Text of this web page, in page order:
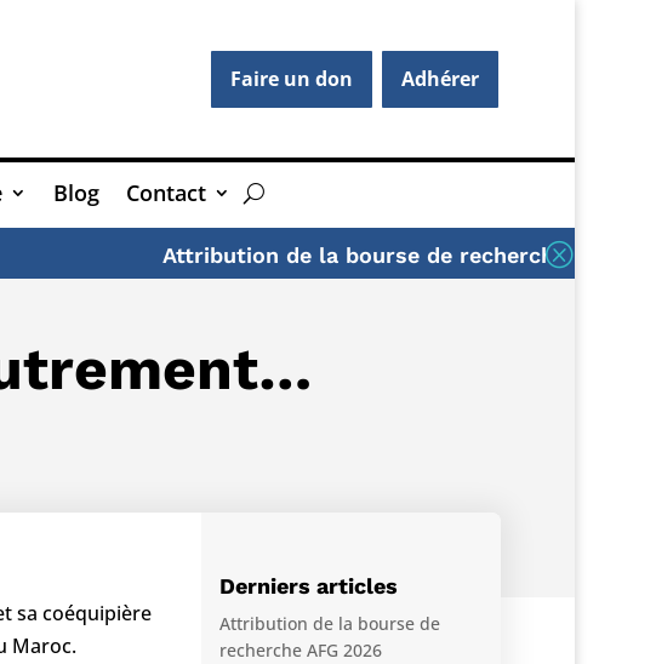
Faire un don Adhérer
Blog Contact
Attribution de la bourse de recherche AFG 2026
Q
sa coéquipière
Maroc.
Derniers articles
Attribution de la bourse de
recherche AFG 2026